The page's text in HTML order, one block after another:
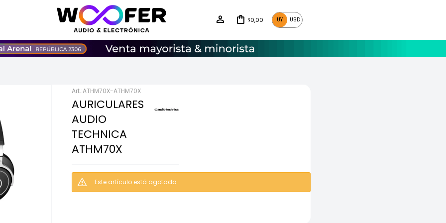
$0,00 UY USD
ATHM70X-ATHM70X
AURICULARES
AUDIO
TECHNICA
ATHM70X
Este artículo está agotado.